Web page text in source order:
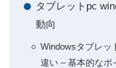
タブレットpc
動向
Windowsタブレッ
違い – 基本的なポ